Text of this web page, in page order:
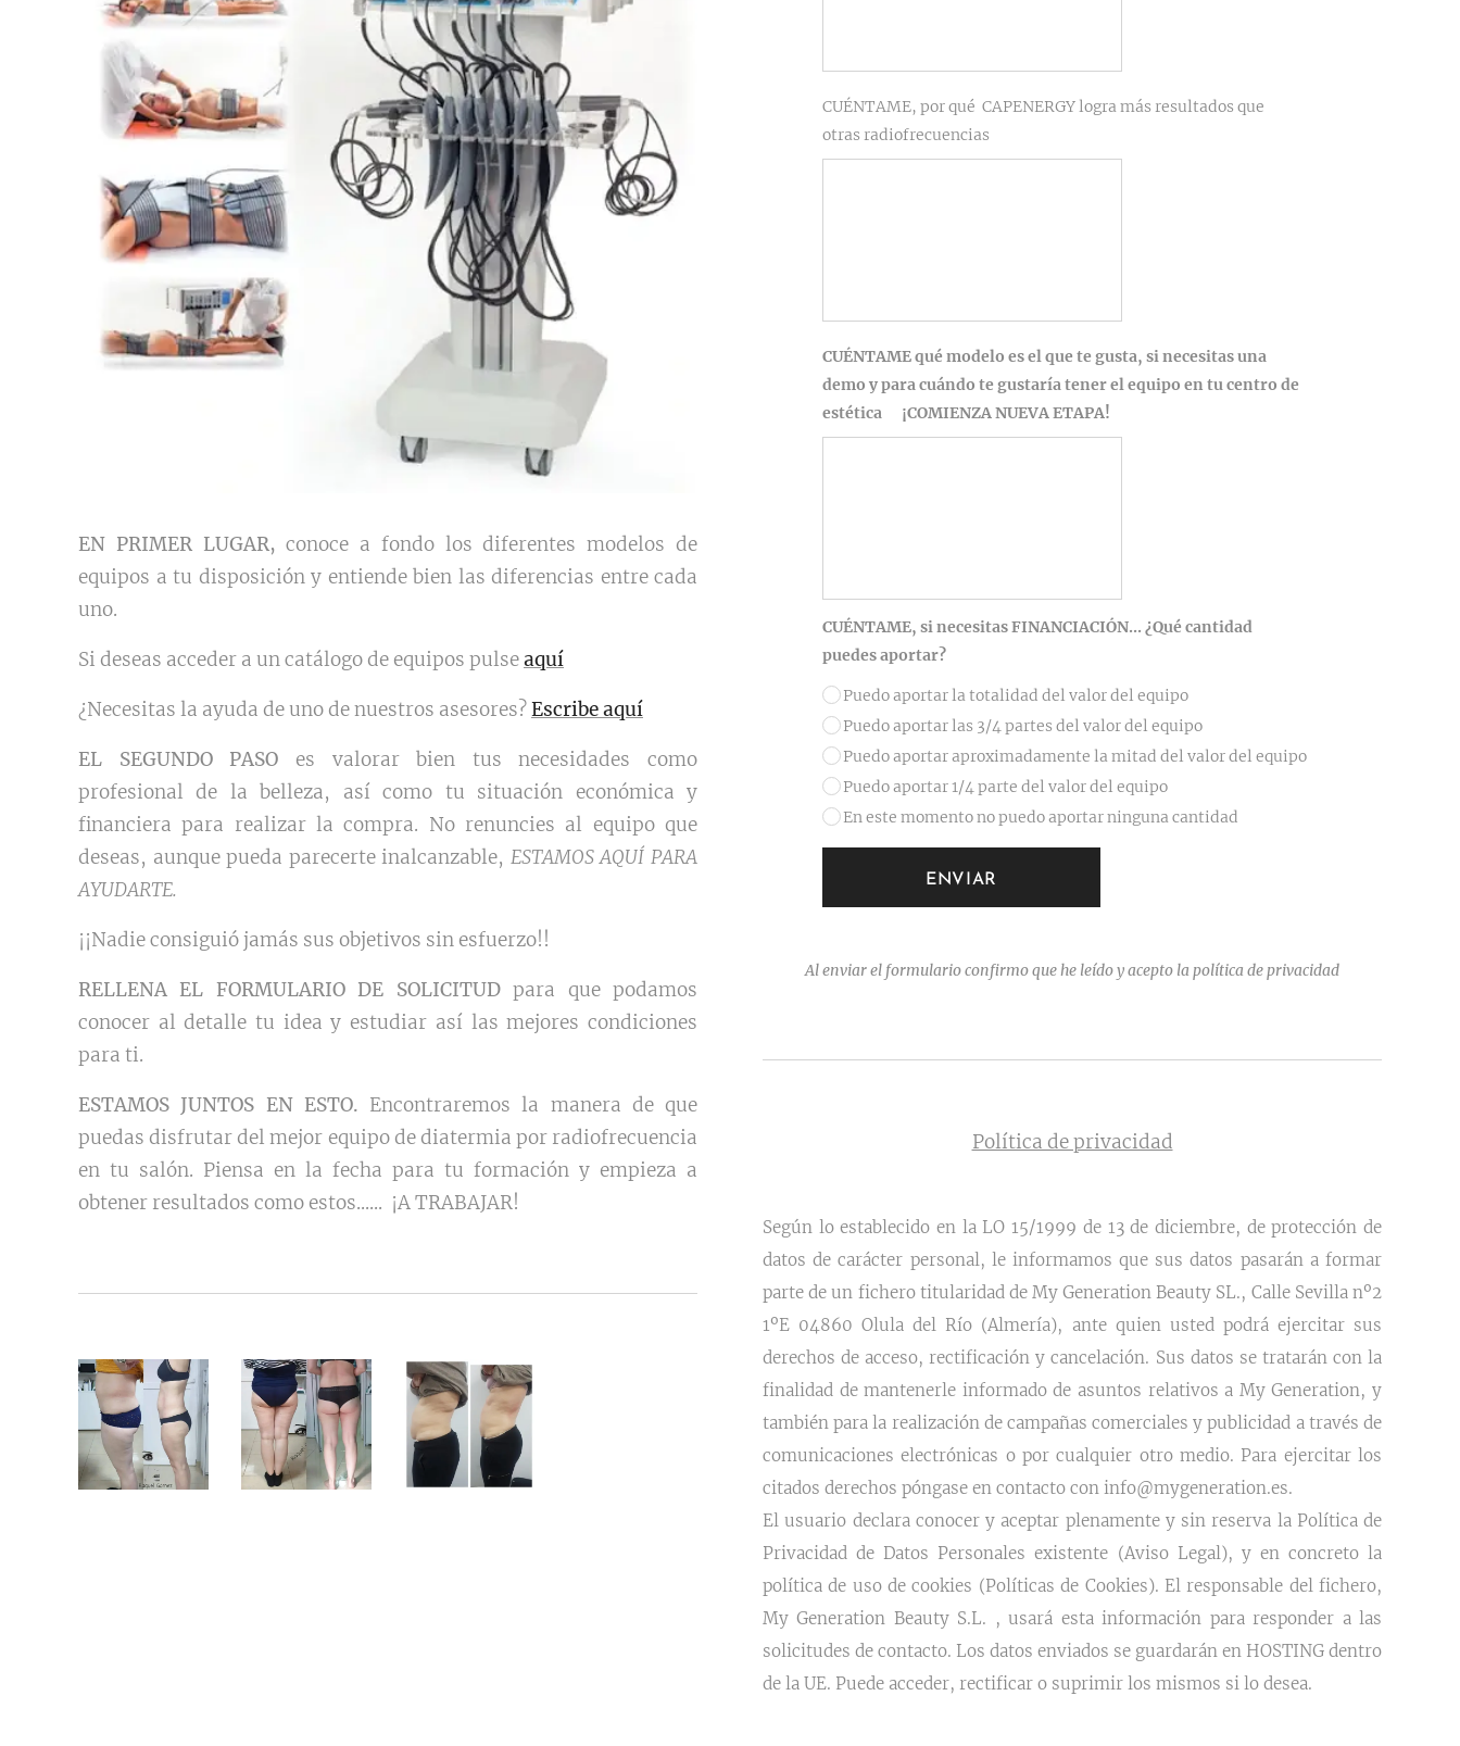
EN PRIMER LUGAR, conoce a fondo los diferentes modelos de
equipos a tu disposición y entiende bien las diferencias entre cada
uno.
Si deseas acceder a un catálogo de equipos pulseaquí
¿Necesitas la ayuda de uno de nuestros asesores?Escribe aquí
EL SEGUNDO PASO es valorar bien tus necesidades como
profesional de la belleza, así como tu situación económica y
financiera para realizar la compra. No renuncies al equipo que
deseas, aunque pueda parecerte inalcanzable, ESTAMOS AQUÍ PARA
AYUDARTE.
¡¡Nadie consiguió jamás sus objetivos sin esfuerzo!!
RELLENA EL FORMULARIO DE SOLICITUDpara que podamos
conocer al detalle tu idea y estudiar así las mejores condiciones
para ti.
ESTAMOS JUNTOS EN ESTO. Encontraremos la manera de que
puedas disfrutar del mejor equipo de diatermia por radiofrecuencia
en tu salón. Piensa en la fecha para tu formación y empieza a
obtener resultados como estos...... ¡A TRABAJAR!
CUÉNTAME, por qué CAPENERGY logra más resultados que
otras radiofrecuencias
CUÉNTAME qué modelo es el que te gusta, si necesitas una
demo y para cuándo te gustaría tener el equipo en tu centro de
estética ¡COMIENZA NUEVA ETAPA!
CUÉNTAME, si necesitas FINANCIACIÓN... ¿Qué cantidad
puedes aportar?
Puedo aportar la totalidad del valor del equipo
Puedo aportar las 3/4 partes del valor del equipo
Puedo aportar aproximadamente la mitad del valor del equipo
Puedo aportar 1/4 parte del valor del equipo
En este momento no puedo aportar ninguna cantidad
ENVIAR
Al enviar el formulario confirmo que he leído y acepto la política de privacidad
Política de privacidad
Según lo establecido en la LO 15/1999 de 13 de diciembre, de protección de
datos de carácter personal, le informamos que sus datos pasarán a formar
parte de un fichero titularidad de My Generation Beauty SL., Calle Sevilla nº2
1ºE 04860 Olula del Río (Almería), ante quien usted podrá ejercitar sus
derechos de acceso, rectificación y cancelación. Sus datos se tratarán con la
finalidad de mantenerle informado de asuntos relativos a My Generation, y
también para la realización de campañas comerciales y publicidad a través de
comunicaciones electrónicas o por cualquier otro medio. Para ejercitar los
citados derechos póngase en contacto con info@mygeneration.es.
El usuario declara conocer y aceptar plenamente y sin reserva la Política de
Privacidad de Datos Personales existente (Aviso Legal), y en concreto la
política de uso de cookies (Políticas de Cookies). El responsable del fichero,
My Generation Beauty S.L. , usará esta información para responder a las
solicitudes de contacto. Los datos enviados se guardarán en HOSTING dentro
de la UE. Puede acceder, rectificar o suprimir los mismos si lo desea.